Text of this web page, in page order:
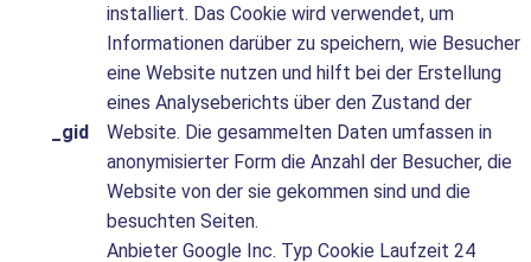
_gid
installiert. Das Cookie wird verwendet, um
Informationen darüber zu speichern, wie Besucher
eine Website nutzen und hilft bei der Erstellung
eines Analyseberichts über den Zustand der
Website. Die gesammelten Daten umfassen in
anonymisierter Form die Anzahl der Besucher, die
Website von der sie gekommen sind und die
besuchten Seiten.
Anbieter Google Inc. Typ Cookie Laufzeit 24